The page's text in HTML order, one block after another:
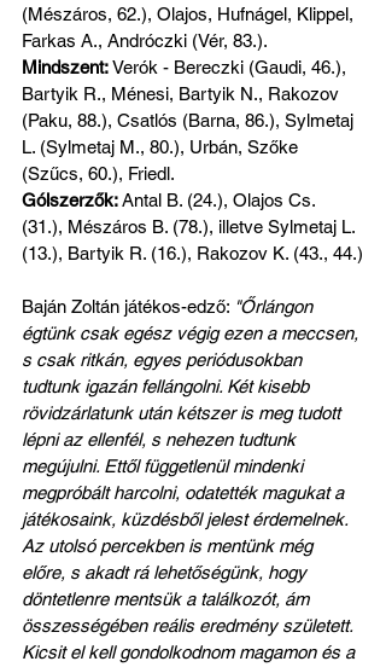
(Mészáros, 62.), Olajos, Hufnágel, Klippel,
Farkas A., Andróczki (Vér, 83.).
Mindszent: Verók - Bereczki (Gaudi, 46.),
Bartyik R., Ménesi, Bartyik N., Rakozov
(Paku, 88.), Csatlós (Barna, 86.), Sylmetaj
L. (Sylmetaj M., 80.), Urbán, Szőke
(Szűcs, 60.), Friedl.
Gólszerzők: Antal B. (24.), Olajos Cs.
(31.), Mészáros B. (78.), illetve Sylmetaj L.
(13.), Bartyik R. (16.), Rakozov K. (43., 44.)
Baján Zoltán játékos-edző: "Őrlángon
égtünk csak egész végig ezen a meccsen,
s csak ritkán, egyes periódusokban
tudtunk igazán fellángolni. Két kisebb
rövidzárlatunk után kétszer is meg tudott
lépni az ellenfél, s nehezen tudtunk
megújulni. Ettől függetlenül mindenki
megpróbált harcolni, odatették magukat a
játékosaink, küzdésből jelest érdemelnek.
Az utolsó percekben is mentünk még
előre, s akadt rá lehetőségünk, hogy
döntetlenre mentsük a találkozót, ám
összességében reális eredmény született.
Kicsit el kell gondolkodnom magamon és a